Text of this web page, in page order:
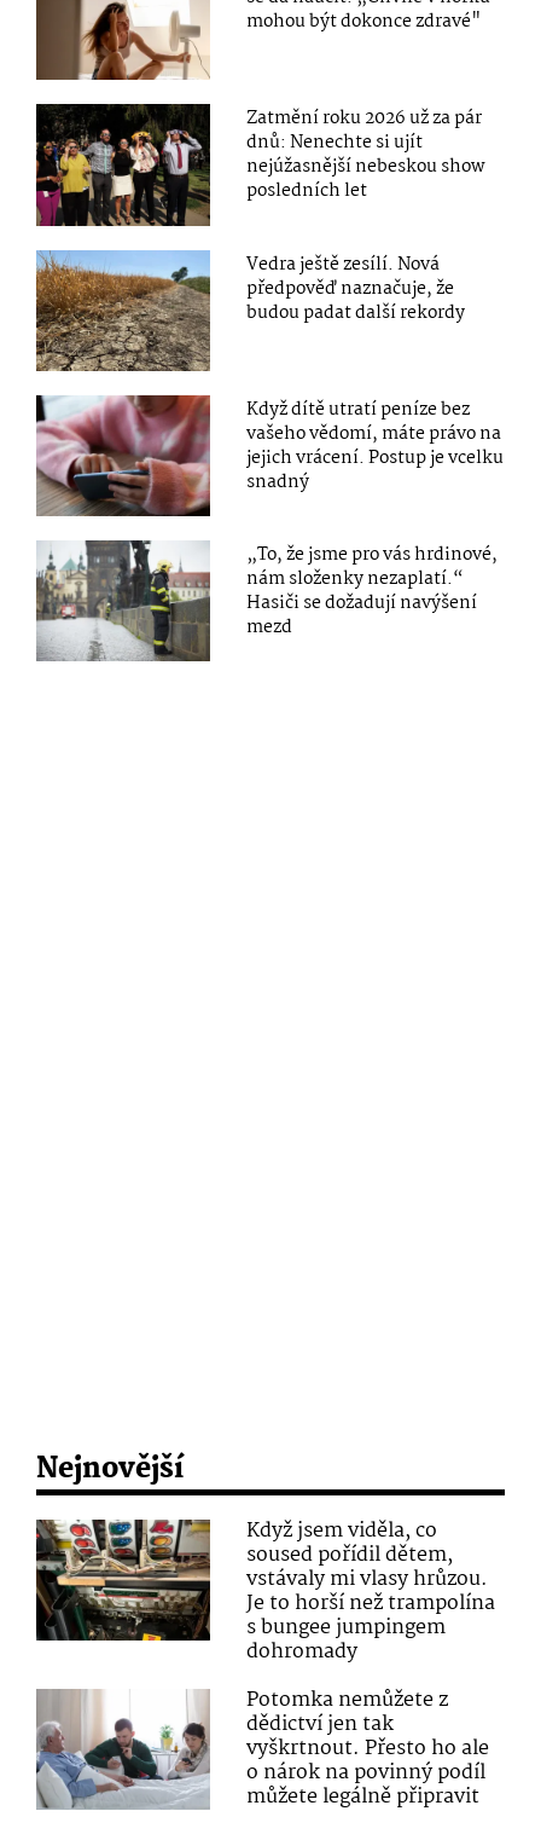
mohou být dokonce zdravé"
Zatmění roku 2026 už za pár
dnů: Nenechte si ujít
nejúžasnější nebeskou show
posledních let
Vedra ještě zesílí. Nová
předpověď naznačuje, že
budou padat další rekordy
Když dítě utratí peníze bez
vašeho vědomí, máte právo na
jejich vrácení. Postup je vcelku
snadný
„To, že jsme pro vás hrdinové,
nám složenky nezaplatí.“
Hasiči se dožadují navýšení
mezd
Nejnovější
Když jsem viděla, co
soused pořídil dětem,
vstávaly mi vlasy hrůzou.
Je to horší než trampolína
s bungee jumpingem
dohromady
Potomka nemůžete z
dědictví jen tak
vyškrtnout. Přesto ho ale
o nárok na povinný podíl
můžete legálně připravit